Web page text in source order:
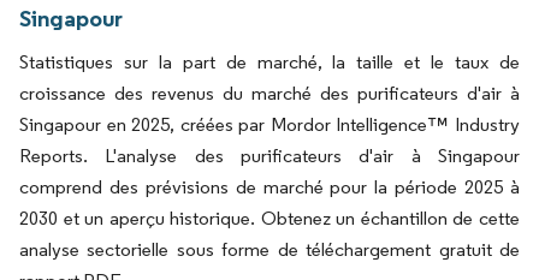
Singapour
Statistiques sur la part de marché, la taille et le taux de
croissance des revenus du marché des purificateurs d'air à
Singapour en 2025, créées par Mordor Intelligence™ Industry
Reports. L'analyse des purificateurs d'air à Singapour
comprend des prévisions de marché pour la période 2025 à
2030 et un aperçu historique. Obtenez un échantillon de cette
analyse sectorielle sous forme de téléchargement gratuit de